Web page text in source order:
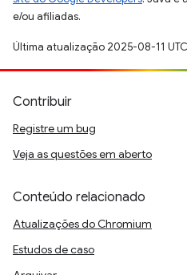
e/ou afiliadas.
Última atualização 2025-08-11
Contribuir
Registre um bug
Veja as questões em aberto
Conteúdo relacionado
Atualizações do Chromium
Estudos de caso